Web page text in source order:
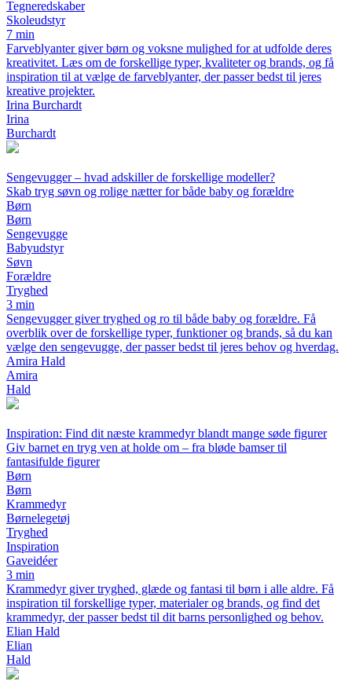
Tegneredskaber
Skoleudstyr
7 min
Farveblyanter giver børn og voksne mulighed for at udfolde deres
kreativitet. Læs om de forskellige typer, kvaliteter og brands, og få
inspiration til at vælge de farveblyanter, der passer bedst til jeres
kreative projekter.
Irina Burchardt
Irina
Burchardt
Sengevugger – hvad adskiller de forskellige modeller?
Skab tryg søvn og rolige nætter for både baby og forældre
Børn
Børn
Sengevugge
Babyudstyr
Søvn
Forældre
Tryghed
3 min
Sengevugger giver tryghed og ro til både baby og forældre. Få
overblik over de forskellige typer, funktioner og brands, så du kan
vælge den sengevugge, der passer bedst til jeres behov og hverdag.
Amira Hald
Amira
Hald
Inspiration: Find dit næste krammedyr blandt mange søde figurer
Giv barnet en tryg ven at holde om – fra bløde bamser til
fantasifulde figurer
Børn
Børn
Krammedyr
Børnelegetøj
Tryghed
Inspiration
Gaveidéer
3 min
Krammedyr giver tryghed, glæde og fantasi til børn i alle aldre. Få
inspiration til forskellige typer, materialer og brands, og find det
krammedyr, der passer bedst til dit barns personlighed og behov.
Elian Hald
Elian
Hald